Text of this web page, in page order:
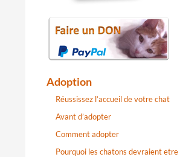
Adoption
Réussissez l’accueil de votre chat
Avant d’adopter
Comment adopter
Pourquoi les chatons devraient etre